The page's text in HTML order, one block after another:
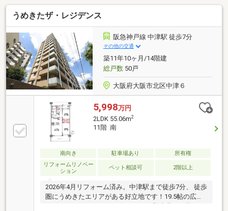
す！◆ペット多頭飼育可能です◇全棟総戸数868戸で
管理体制良好◎修繕もきちんと行われています◆梅田
徒歩圏内！近くにライフも完成しますよ！住宅ローン
のお悩み、「住宅ローンアドバイザー」が承ります！
転職したばかり…他の借入がある…審査に落ちてしまっ
た…など、お悩みの方「資金計画」は住宅購入の要(か
なめ)です！ひとつずつ一緒に解決しませんか？
うめきたザ・レジデンス
阪急神戸線 中津駅 徒歩7分
その他の交通
築11年10ヶ月/14階建
総戸数50戸
大阪府大阪市北区中津６
5,998万円
2LDK 55.06m2
11階 南
南向き 駐車場あり
所有権
リフォームリノベー
ション
ペット相談可 2階以上
2026年4月リフォーム済み。中津駅まで徒歩7分、 徒歩
圏にうめきたエリアがある好立地です！19.5帖の広々
リビングです！ ペットが飼えます！即内見が可能で